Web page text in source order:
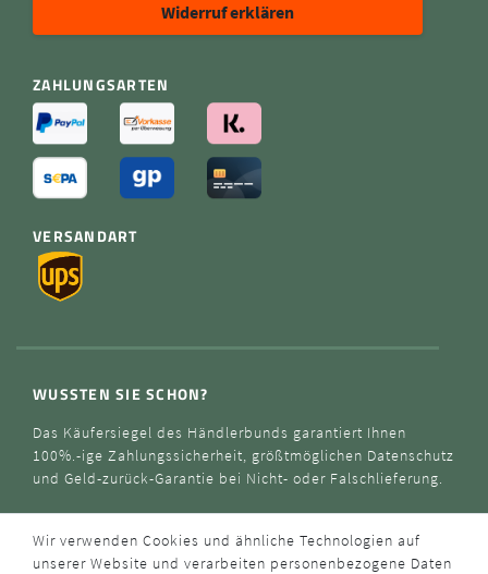
Widerruf erklären
ZAHLUNGSARTEN
VERSANDART
WUSSTEN SIE SCHON?
Das Käufersiegel des Händlerbunds garantiert Ihnen
100%.-ige Zahlungssicherheit, größtmöglichen Datenschutz
und Geld-zurück-Garantie bei Nicht- oder Falschlieferung.
Wir verwenden Cookies und ähnliche Technologien auf
unserer Website und verarbeiten personenbezogene Daten